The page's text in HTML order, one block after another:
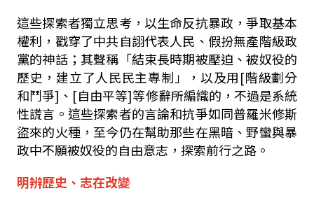
這些探索者獨立思考，以生命反抗暴政，爭取基本
權利，戳穿了中共自詡代表人民、假扮無產階級政
黨的神話；其聲稱 「結束長時期被壓迫、被奴役的
歷史，建立了人民民主專制 」 ，以及用[階級劃分
和鬥爭] 、 [自由平等]等修辭所編織的，不過是系統
性謊言。這些探索者的言論和抗爭如同普羅米修斯
盜來的火種，至今仍在幫助那些在黑暗、野蠻與暴
政中不願被奴役的自由意志，探索前行之路。
明辨歷史、志在改變